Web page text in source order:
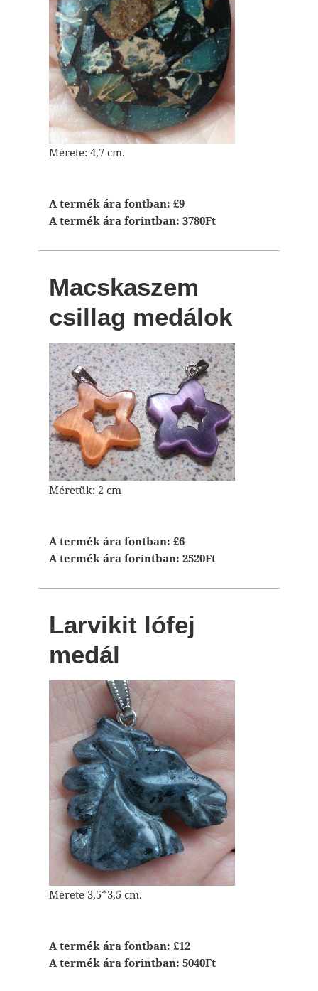
Mérete: 4,7 cm.
A termék ára fontban: £9
A termék ára forintban: 3780Ft
Macskaszem
csillag medálok
Méretük: 2 cm
A termék ára fontban: £6
A termék ára forintban: 2520Ft
Larvikit lófej
medál
Mérete 3,5*3,5 cm.
A termék ára fontban: £12
A termék ára forintban: 5040Ft